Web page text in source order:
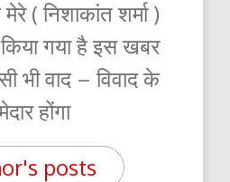
( निशाकांत शर्मा )
किया गया है इस खबर
भी वाद – विवाद के
होंगा
posts